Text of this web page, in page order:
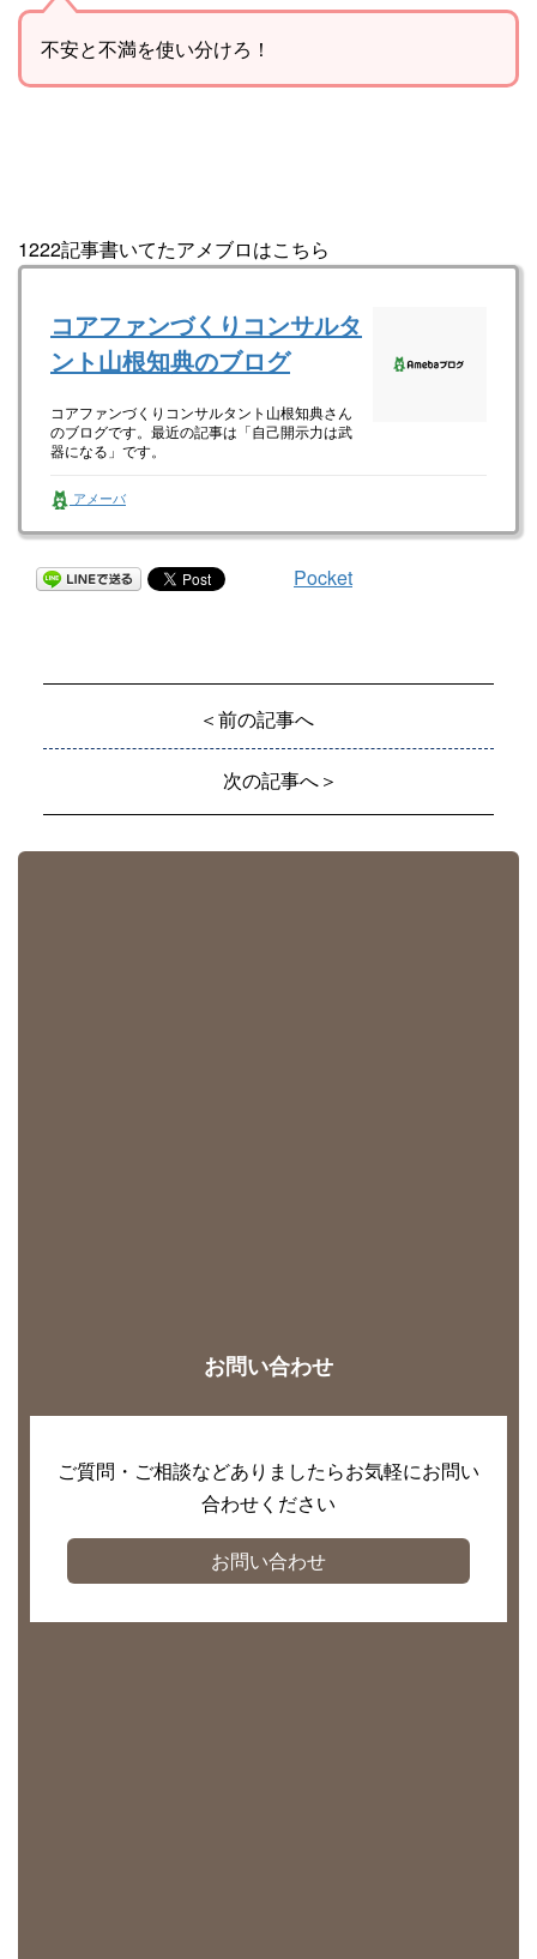
不安と不満を使い分けろ！
1222記事書いてたアメブロはこちら
コアファンづくりコンサルタ
ント山根知典のブログ
コアファンづくりコンサルタント山根知典さん
のブログです。最近の記事は「自己開示力は武
器になる」です。
アメーバ
Pocket
＜前の記事へ
次の記事へ＞
お問い合わせ
ご質問・ご相談などありましたらお気軽にお問い
合わせください
お問い合わせ